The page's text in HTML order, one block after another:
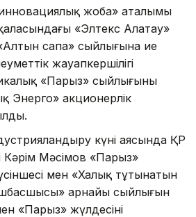
жоба» аталымы
«Элтекс Алатау»
сапа» сыйлығына ие
жауапкершілігі
«Парыз» сыйлығының
Энерго» акционерлік
күні аясында ҚР
Мәсімов «Парыз»
мен «Халық тұтынатын
арнайы сыйлығын
«Парыз» жүлдесінің